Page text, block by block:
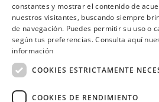
¿Necesitas ayuda?
constantes y mostrar el contenido de
nuestros visitantes, buscando siempre
de navegación. Puedes permitir su uso o
según tus preferencias. Consulta aquí
información
COOKIES ESTRICTAMENTE
COOKIES DE RENDIMIENTO